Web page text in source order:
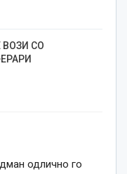
СО
одлично го